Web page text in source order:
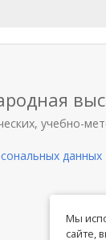
учебно-
данных
Мы
сайте,